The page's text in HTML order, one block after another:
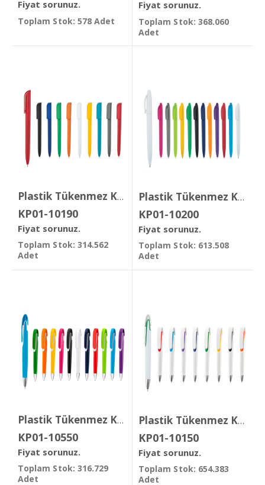
Fiyat sorunuz.
Toplam Stok: 578 Adet
Fiyat sorunuz.
Toplam Stok: 368.060
Adet
Plastik Tükenmez Kalem
KP01-10190
Fiyat sorunuz.
Toplam Stok: 314.562
Adet
Plastik Tükenmez Kalem
KP01-10200
Fiyat sorunuz.
Toplam Stok: 613.508
Adet
Plastik Tükenmez Kalem
KP01-10550
Fiyat sorunuz.
Toplam Stok: 316.729
Adet
Plastik Tükenmez Kalem
KP01-10150
Fiyat sorunuz.
Toplam Stok: 654.383
Adet